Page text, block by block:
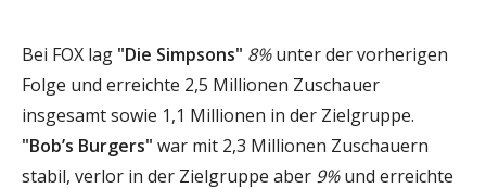
Bei FOX lag "Die Simpsons" 8%unter der vorherigen
Folge und erreichte 2,5 Millionen Zuschauer
insgesamt sowie 1,1 Millionen in der Zielgruppe.
"Bob’s Burgers" war mit 2,3 Millionen Zuschauern
stabil, verlor in der Zielgruppe aber 9%und erreichte